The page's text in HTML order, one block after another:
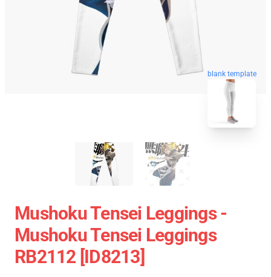
blank template
Mushoku Tensei Leggings -
Mushoku Tensei Leggings
RB2112 [ID8213]